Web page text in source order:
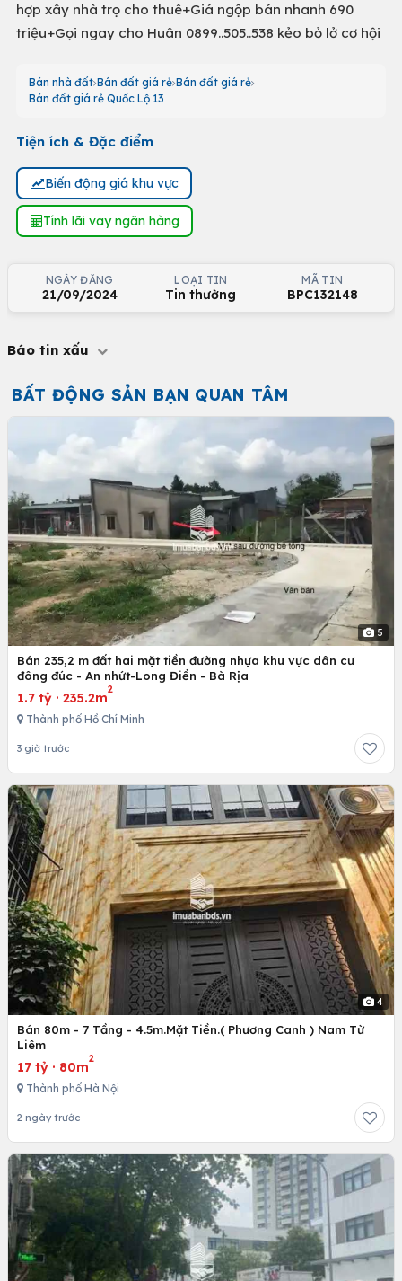
hợp xây nhà trọ cho thuê+Giá ngộp bán nhanh 690
triệu+Gọi ngay cho Huân 0899..505..538 kẻo bỏ lở cơ hội
Bán nhà đất Bán đất giá rẻ Bán đất giá rẻ
Bán đất giá rẻ Quốc Lộ 13
Tiện ích & Đặc điểm
Biến động giá khu vực
Tính lãi vay ngân hàng
NGÀY ĐĂNG
21/09/2024
LOẠI TIN
Tin thường
MÃ TIN
BPC132148
Báo tin xấu
BẤT ĐỘNG SẢN BẠN QUAN TÂM
5
Bán 235,2 m đất hai mặt tiền đường nhựa khu vực dân cư
đông đúc - An nhứt-Long Điền - Bà Rịa
1.7 tỷ · 235.2m
2
Thành phố Hồ Chí Minh
3 giờ trước
4
Bán 80m - 7 Tầng - 4.5m.Mặt Tiền.( Phương Canh ) Nam Từ
Liêm
17 tỷ · 80m
2
Thành phố Hà Nội
2 ngày trước